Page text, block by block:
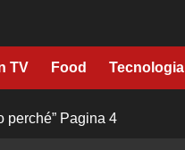
TV Food Tecnologia
perché” Pagina 4